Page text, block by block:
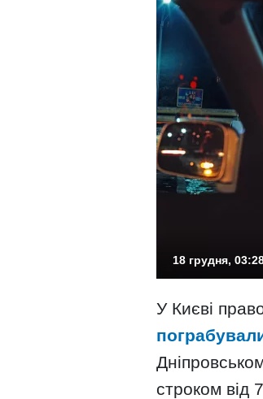
18 грудня,
У Києві
строком від